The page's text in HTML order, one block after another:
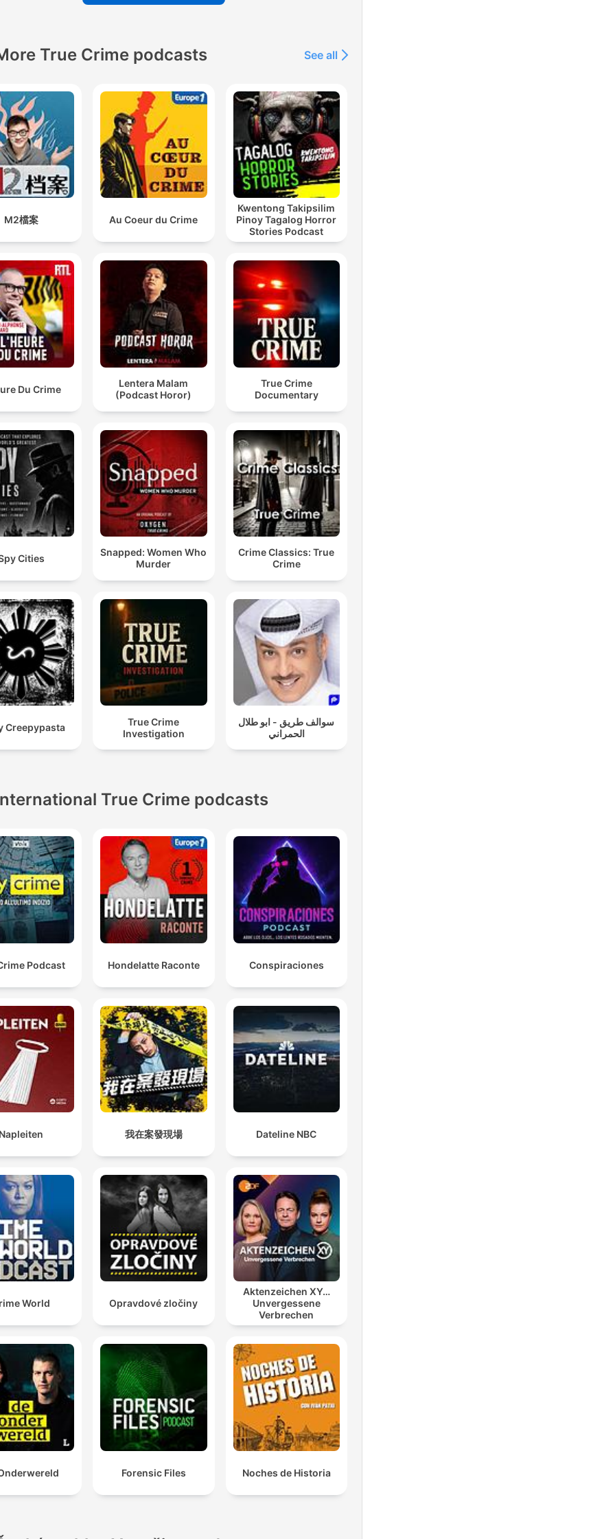
True Crime podcasts See all
M2檔案 Au Coeur du Crime
Kwentong Takipsilim
Pinoy Tagalog Horror
Stories Podcast
Du Crime
Lentera Malam
(Podcast Horor)
True Crime
Documentary
Cities
Snapped: Women Who
Murder
Crime Classics: True
Crime
Creepypasta
True Crime
Investigation
سوالف طريق - ابو طلال
الحمراني
True Crime podcasts
Podcast Hondelatte Raconte Conspiraciones
我在案發現場 Dateline NBC
World Opravdové zločiny
Aktenzeichen XY…
Unvergessene
Verbrechen
Forensic Files Noches de Historia